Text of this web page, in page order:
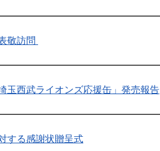
敬訪問
玉西武ライオンズ応援缶」発売報告
する感謝状贈呈式